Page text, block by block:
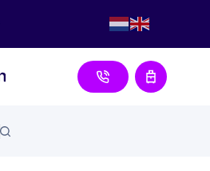
Aanvraag